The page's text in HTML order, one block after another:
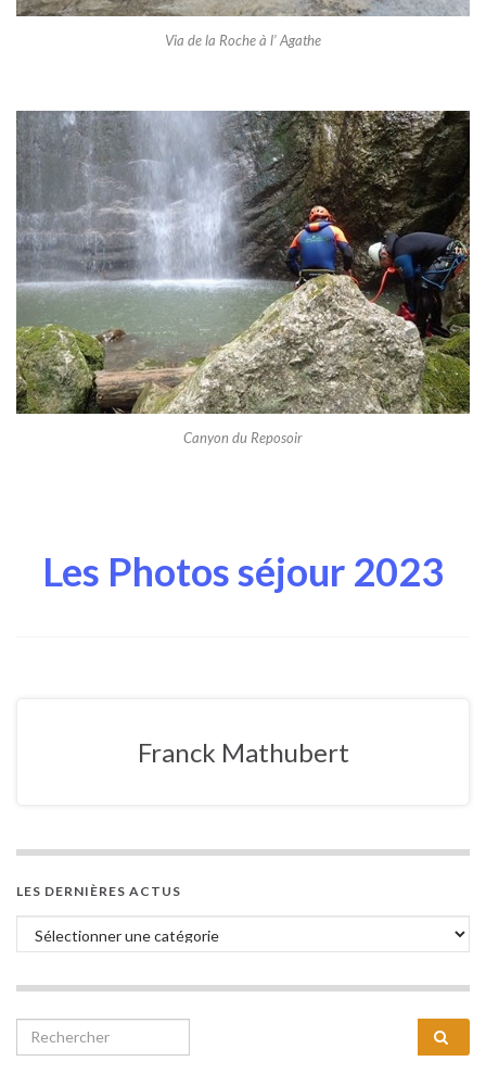
Via de la Roche à l’ Agathe
Canyon du Reposoir
Les Photos séjour 2023
Franck Mathubert
LES DERNIÈRES ACTUS